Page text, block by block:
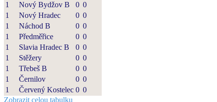
1
Nový Bydžov B 0 0
1
Nový Hradec 0 0
1
Náchod B 0 0
1
Předměřice 0 0
1
Slavia Hradec B 0 0
1
Stěžery 0 0
1
Třebeš B 0 0
1
Černilov 0 0
1
Červený Kostelec 0 0
Zobrazit celou tabulku